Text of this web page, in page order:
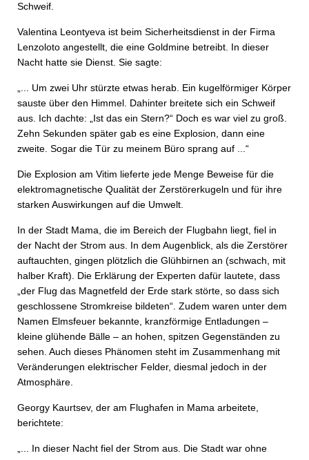
Schweif.
Valentina Leontyeva ist beim Sicherheitsdienst in der Firma
Lenzoloto angestellt, die eine Goldmine betreibt. In dieser
Nacht hatte sie Dienst. Sie sagte:
„... Um zwei Uhr stürzte etwas herab. Ein kugelförmiger Körper
sauste über den Himmel. Dahinter breitete sich ein Schweif
aus. Ich dachte: „Ist das ein Stern?“ Doch es war viel zu groß.
Zehn Sekunden später gab es eine Explosion, dann eine
zweite. Sogar die Tür zu meinem Büro sprang auf ...“
Die Explosion am Vitim lieferte jede Menge Beweise für die
elektromagnetische Qualität der Zerstörerkugeln und für ihre
starken Auswirkungen auf die Umwelt.
In der Stadt Mama, die im Bereich der Flugbahn liegt, fiel in
der Nacht der Strom aus. In dem Augenblick, als die Zerstörer
auftauchten, gingen plötzlich die Glühbirnen an (schwach, mit
halber Kraft). Die Erklärung der Experten dafür lautete, dass
„der Flug das Magnetfeld der Erde stark störte, so dass sich
geschlossene Stromkreise bildeten“. Zudem waren unter dem
Namen Elmsfeuer bekannte, kranzförmige Entladungen –
kleine glühende Bälle – an hohen, spitzen Gegenständen zu
sehen. Auch dieses Phänomen steht im Zusammenhang mit
Veränderungen elektrischer Felder, diesmal jedoch in der
Atmosphäre.
Georgy Kaurtsev, der am Flughafen in Mama arbeitete,
berichtete:
„... In dieser Nacht fiel der Strom aus. Die Stadt war ohne